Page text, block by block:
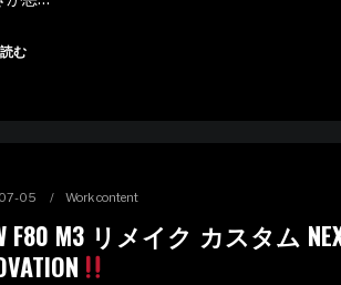
む
05 Work content
F80 M3 リメイク カスタム